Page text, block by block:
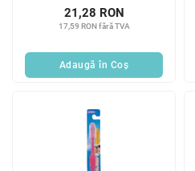
17,59 RON fără TVA
21,28 RON
Adaugă în Coş